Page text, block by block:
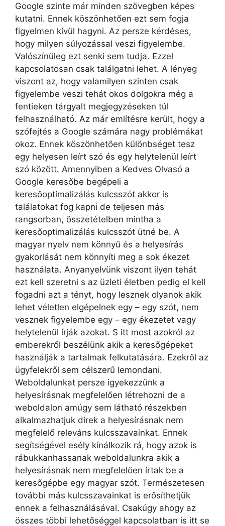
Google szinte már minden szövegben képes
kutatni. Ennek köszönhetően ezt sem fogja
figyelmen kívül hagyni. Az persze kérdéses,
hogy milyen súlyozással veszi figyelembe.
Valószínűleg ezt senki sem tudja. Ezzel
kapcsolatosan csak találgatni lehet. A lényeg
viszont az, hogy valamilyen szinten csak
figyelembe veszi tehát okos dolgokra még a
fentieken tárgyalt megjegyzéseken túl
felhasználható. Az már említésre került, hogy a
szófejtés a Google számára nagy problémákat
okoz. Ennek köszönhetően különbséget tesz
egy helyesen leírt szó és egy helytelenül leírt
szó között. Amennyiben a Kedves Olvasó a
Google keresőbe begépeli a
keresőoptimalizálás kulcsszót akkor is
találatokat fog kapni de teljesen más
rangsorban, összetételben mintha a
keresőoptimalizálás kulcsszót ütné be. A
magyar nyelv nem könnyű és a helyesírás
gyakorlását nem könnyíti meg a sok ékezet
használata. Anyanyelvünk viszont ilyen tehát
ezt kell szeretni s az üzleti életben pedig el kell
fogadni azt a tényt, hogy lesznek olyanok akik
lehet véletlen elgépelnek egy – egy szót, nem
vesznek figyelembe egy – egy ékezetet vagy
helytelenül írják azokat. S itt most azokról az
emberekről beszélünk akik a keresőgépeket
használják a tartalmak felkutatására. Ezekről az
ügyfelekről sem célszerű lemondani.
Weboldalunkat persze igyekezzünk a
helyesírásnak megfelelően létrehozni de a
weboldalon amúgy sem látható részekben
alkalmazhatjuk direk a helyesírásnak nem
megfelelő releváns kulcsszavainkat. Ennek
segítségével esély kínálkozik rá, hogy azok is
rábukkanhassanak weboldalunkra akik a
helyesírásnak nem megfelelően írtak be a
keresőgépbe egy magyar szót. Természetesen
további más kulcsszavainkat is erősíthetjük
ennek a felhasználásával. Csakúgy ahogy az
összes többi lehetőséggel kapcsolatban is itt se